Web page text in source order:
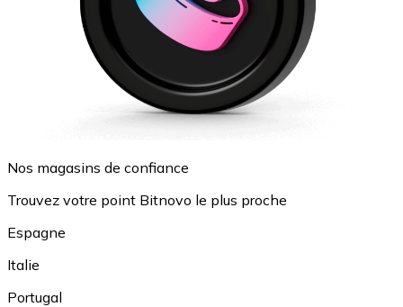
Nos magasins de confiance
Trouvez votre point Bitnovo le plus proche
Espagne
Italie
Portugal